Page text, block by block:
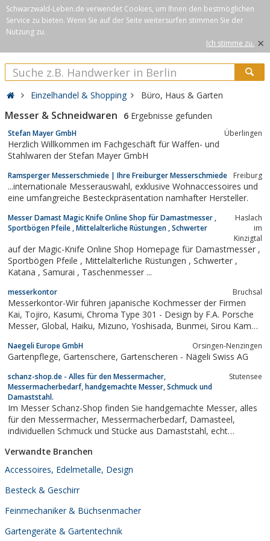
Schwarzwald-Leben.de verwendet Cookies, um Ihnen den bestmöglichen
Service zu bieten. Wenn Sie auf der Seite weitersurfen stimmen Sie der
Nutzung zu.
Ich stimme zu. ×
Einzelhandel & Shopping Büro, Haus & Garten
Messer & Schneidwaren 6 Ergebnisse gefunden
Stefan Mayer GmbH Überlingen
Herzlich Willkommen im Fachgeschäft für Waffen- und
Stahlwaren der Stefan Mayer GmbH
Ramsperger Messerschmiede | Ihre Freiburger Messerschmiede Freiburg
...internationale Messerauswahl, exklusive Wohnaccessoires und
eine umfangreiche Besteckpräsentation namhafter Hersteller.
Messer Damast Magic Knife Online Shop für Damastmesser ,
Sportbögen Pfeile , Mittelalterliche Rüstungen , Schwerter
Haslach
im
Kinzigtal
auf der Magic-Knife Online Shop Homepage für Damastmesser ,
Sportbögen Pfeile , Mittelalterliche Rüstungen , Schwerter ,
Katana , Samurai , Taschenmesser ...
messerkontor Bruchsal
Messerkontor-Wir führen japanische Kochmesser der Firmen
Kai, Tojiro, Kasumi, Chroma Type 301 - Design by F.A. Porsche
Messer, Global, Haiku, Mizuno, Yoshisada, Bunmei, Sirou Kamo,
Herder Windmühle, Güde, Solicut und Dick. Handgefertigte
Schneidbretter von...
Naegeli Europe GmbH Orsingen-Nenzingen
Gartenpflege, Gartenschere, Gartenscheren - Nägeli Swiss AG
schanz-shop.de - Alles für den Messermacher,
Messermacherbedarf, handgemachte Messer, Schmuck und
Damaststahl.
Stutensee
Im Messer Schanz-Shop finden Sie handgemachte Messer, alles
für den Messermacher, Messermacherbedarf, Damasteel,
individuellen Schmuck und Stücke aus Damaststahl, echt
Verwandte Branchen
Accessoires, Edelmetalle, Design
Besteck & Geschirr
Feinmechaniker & Büchsenmacher
Gartengeräte & Gartentechnik